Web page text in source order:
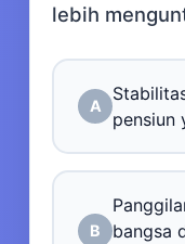
lebih
A
pensiun
B
bangsa